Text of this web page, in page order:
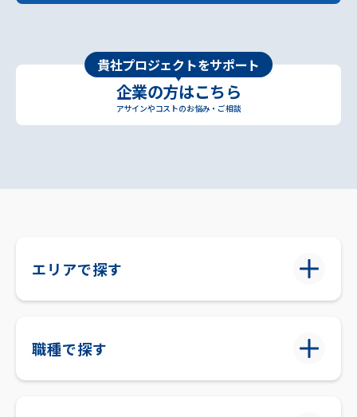
貴社プロジェクトをサポート
企業の方はこちら
アサインやコストのお悩み・ご相談
エリアで探す
職種で探す